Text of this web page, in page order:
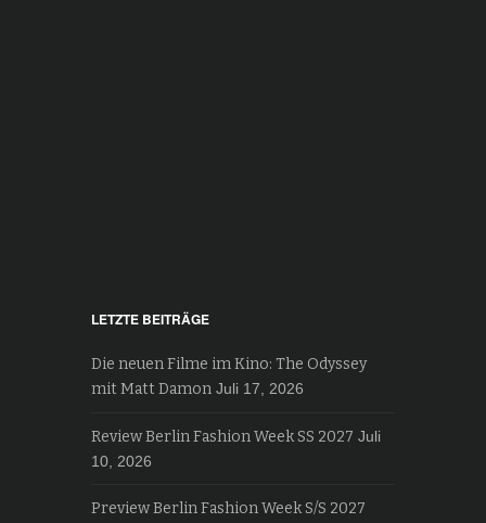
LETZTE BEITRÄGE
Die neuen Filme im Kino: The Odyssey
mit Matt Damon Juli 17, 2026
Review Berlin Fashion Week SS 2027 Juli
10, 2026
Preview Berlin Fashion Week S/S 2027